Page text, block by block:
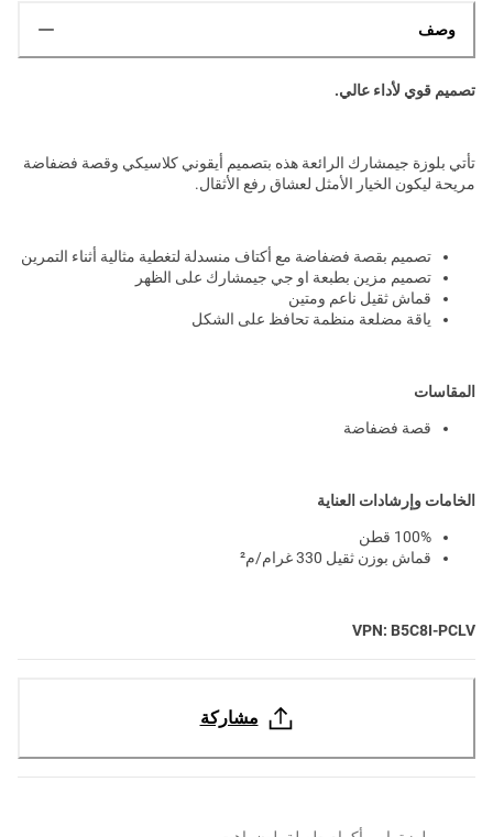
وصف
تصميم قوي لأداء عالي.
تأتي بلوزة جيمشارك الرائعة هذه بتصميم أيقوني كلاسيكي وقصة فضفاضة
مريحة ليكون الخيار الأمثل لعشاق رفع الأثقال.
تصميم بقصة فضفاضة مع أكتاف منسدلة لتغطية مثالية أثناء التمرين
تصميم مزين بطبعة او جي جيمشارك على الظهر
قماش ثقيل ناعم ومتین
ياقة مضلعة منظمة تحافظ على الشكل
المقاسات
قصة فضفاضة
الخامات وإرشادات العناية
100% قطن
قماش بوزن ثقيل 330 غرام/م²
VPN: B5C8I-PCLV
مشاركة